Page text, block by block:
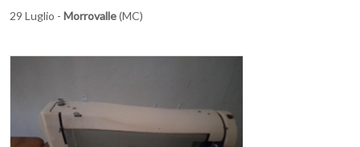
29 Luglio - Morrovalle(MC)